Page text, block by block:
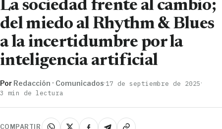
La sociedad frente al cambio;
del miedo al Rhythm & Blues
a la incertidumbre por la
inteligencia artificial
Por Redacción · Comunicados·17 de septiembre de 2025·
3 min de lectura
COMPARTIR